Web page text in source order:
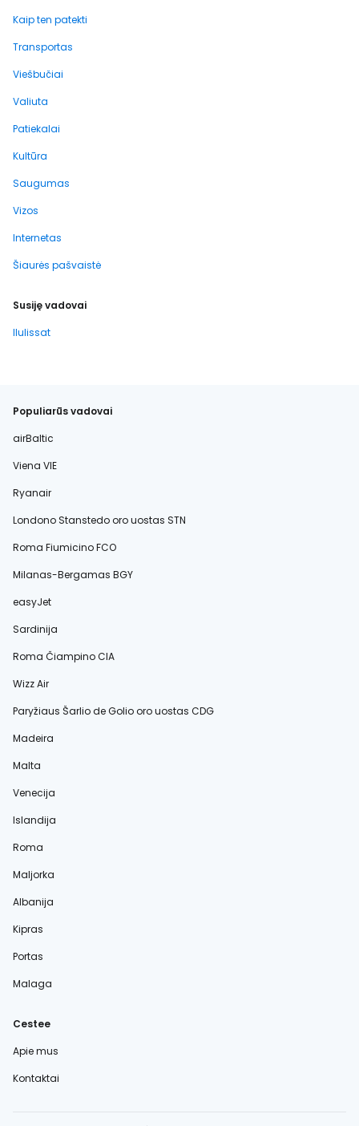
Kaip ten patekti
Transportas
Viešbučiai
Valiuta
Patiekalai
Kultūra
Saugumas
Vizos
Internetas
Šiaurės pašvaistė
Susiję vadovai
Ilulissat
Populiarūs vadovai
airBaltic
Viena VIE
Ryanair
Londono Stanstedo oro uostas STN
Roma Fiumicino FCO
Milanas-Bergamas BGY
easyJet
Sardinija
Roma Čiampino CIA
Wizz Air
Paryžiaus Šarlio de Golio oro uostas CDG
Madeira
Malta
Venecija
Islandija
Roma
Maljorka
Albanija
Kipras
Portas
Malaga
Cestee
Apie mus
Kontaktai